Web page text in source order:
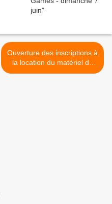
Ouverture des inscriptions à
la location du matériel de
ski de fond >